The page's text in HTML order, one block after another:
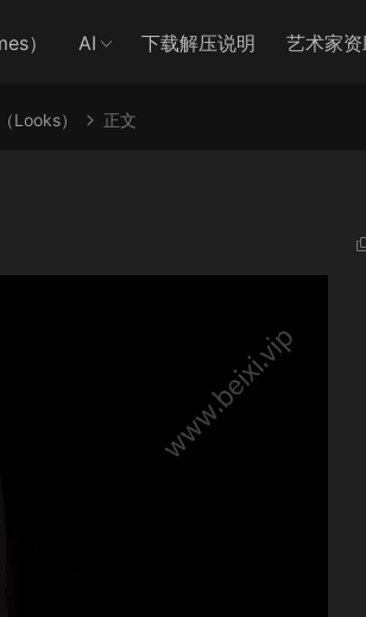
） AI 下载解压说明 艺术家
Looks） 正文